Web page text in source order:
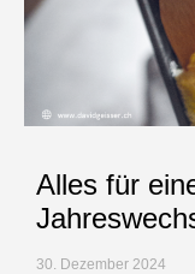
Alles für
30. Dezember 2024